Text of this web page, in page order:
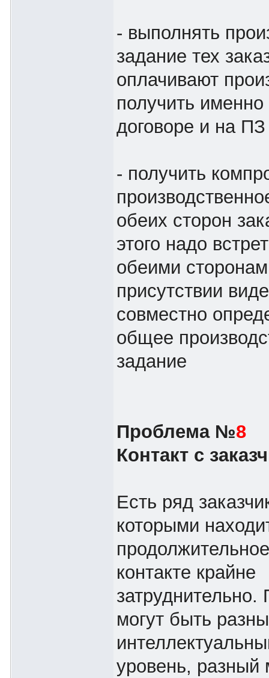
- выполнять
задание тех
оплачивают
получить
договоре и на ПЗ
- получить
обеих сторон
этого надо
обеими
присутствии
совместно
общее
задание
Проблема №8
Контакт с
Есть ряд
которыми
контакте крайне
затруднительно.
могут быть
уровень, разный